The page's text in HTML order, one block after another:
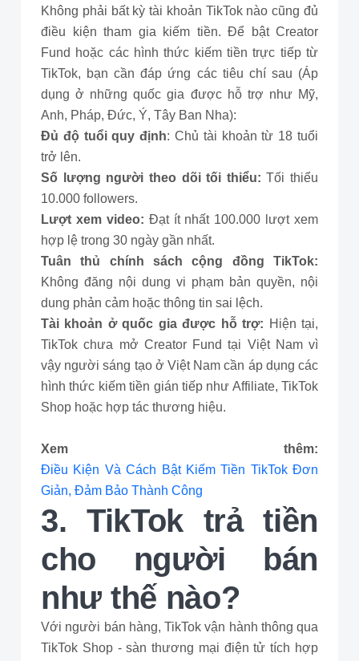
Không phải bất kỳ tài khoản TikTok nào cũng đủ
điều kiện tham gia kiếm tiền. Để bật Creator
Fund hoặc các hình thức kiếm tiền trực tiếp từ
TikTok, bạn cần đáp ứng các tiêu chí sau (Áp
dụng ở những quốc gia được hỗ trợ như Mỹ,
Anh, Pháp, Đức, Ý, Tây Ban Nha):
Đủ độ tuổi quy định: Chủ tài khoản từ 18 tuổi
trở lên.
Số lượng người theo dõi tối thiểu: Tối thiểu
10.000 followers.
Lượt xem video: Đạt ít nhất 100.000 lượt xem
hợp lệ trong 30 ngày gần nhất.
Tuân thủ chính sách cộng đồng TikTok:
Không đăng nội dung vi phạm bản quyền, nội
dung phản cảm hoặc thông tin sai lệch.
Tài khoản ở quốc gia được hỗ trợ: Hiện tại,
TikTok chưa mở Creator Fund tại Việt Nam vì
vậy người sáng tạo ở Việt Nam cần áp dụng các
hình thức kiếm tiền gián tiếp như Affiliate, TikTok
Shop hoặc hợp tác thương hiệu.
Xem thêm:
Điều Kiện Và Cách Bật Kiếm Tiền TikTok Đơn
Giản, Đảm Bảo Thành Công
3. TikTok trả tiền
cho người bán
như thế nào?
Với người bán hàng, TikTok vận hành thông qua
TikTok Shop - sàn thương mại điện tử tích hợp